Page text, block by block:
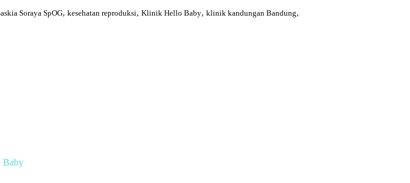
Soraya SpOG, kesehatan reproduksi, Klinik Hello Baby, klinik kandungan Bandung,